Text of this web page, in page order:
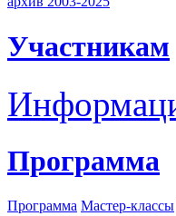
Участникам
Программа
Программа Мастер-классы